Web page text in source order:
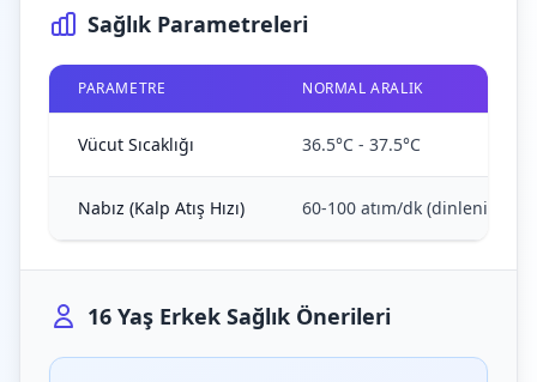
Sağlık Parametreleri
PARAMETRE NORMAL ARALIK
Vücut Sıcaklığı 36.5°C - 37.5°C
Nabız (Kalp Atış Hızı) 60-100 atım/dk (dinlenik)
16 Yaş Erkek Sağlık Önerileri